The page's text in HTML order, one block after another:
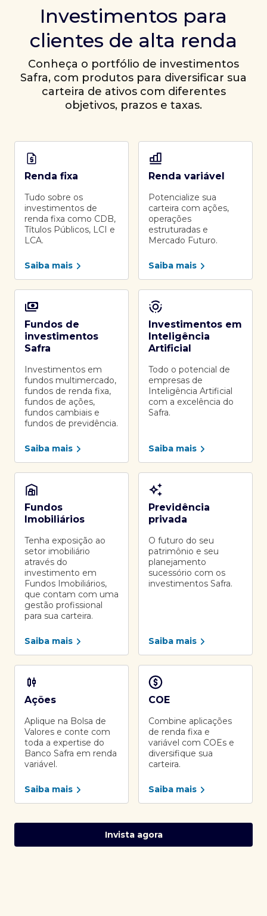
Investimentos para
clientes de alta renda
Conheça o portfólio de investimentos
Safra, com produtos para diversificar sua
carteira de ativos com diferentes
objetivos, prazos e taxas.
Renda fixa
Tudo sobre os
investimentos de
renda fixa como CDB,
Títulos Públicos, LCI e
LCA.
Saiba mais
Renda variável
Potencialize sua
carteira com ações,
operações
estruturadas e
Mercado Futuro.
Saiba mais
Fundos de
investimentos
Safra
Investimentos em
fundos multimercado,
fundos de renda fixa,
fundos de ações,
fundos cambiais e
fundos de previdência.
Saiba mais
Investimentos em
Inteligência
Artificial
Todo o potencial de
empresas de
Inteligência Artificial
com a excelência do
Safra.
Saiba mais
Fundos
Imobiliários
Tenha exposição ao
setor imobiliário
através do
investimento em
Fundos Imobiliários,
que contam com uma
gestão profissional
para sua carteira.
Saiba mais
Previdência
privada
O futuro do seu
patrimônio e seu
planejamento
sucessório com os
investimentos Safra.
Saiba mais
Ações
Aplique na Bolsa de
Valores e conte com
toda a expertise do
Banco Safra em renda
variável.
Saiba mais
COE
Combine aplicações
de renda fixa e
variável com COEs e
diversifique sua
carteira.
Saiba mais
Invista agora